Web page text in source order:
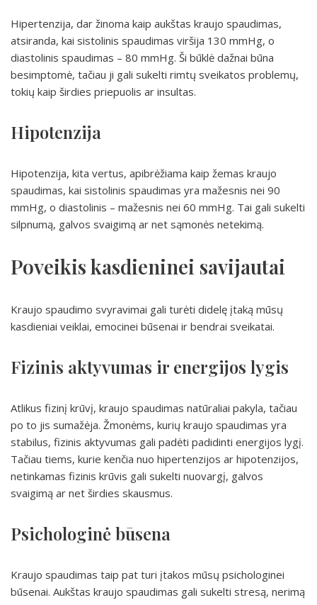
Hipertenzija, dar žinoma kaip aukštas kraujo spaudimas,
atsiranda, kai sistolinis spaudimas viršija 130 mmHg, o
diastolinis spaudimas – 80 mmHg. Ši būklė dažnai būna
besimptomė, tačiau ji gali sukelti rimtų sveikatos problemų,
tokių kaip širdies priepuolis ar insultas.
Hipotenzija
Hipotenzija, kita vertus, apibrėžiama kaip žemas kraujo
spaudimas, kai sistolinis spaudimas yra mažesnis nei 90
mmHg, o diastolinis – mažesnis nei 60 mmHg. Tai gali sukelti
silpnumą, galvos svaigimą ar net sąmonės netekimą.
Poveikis kasdieninei savijautai
Kraujo spaudimo svyravimai gali turėti didelę įtaką mūsų
kasdieniai veiklai, emocinei būsenai ir bendrai sveikatai.
Fizinis aktyvumas ir energijos lygis
Atlikus fizinį krūvį, kraujo spaudimas natūraliai pakyla, tačiau
po to jis sumažėja. Žmonėms, kurių kraujo spaudimas yra
stabilus, fizinis aktyvumas gali padėti padidinti energijos lygį.
Tačiau tiems, kurie kenčia nuo hipertenzijos ar hipotenzijos,
netinkamas fizinis krūvis gali sukelti nuovargį, galvos
svaigimą ar net širdies skausmus.
Psichologinė būsena
Kraujo spaudimas taip pat turi įtakos mūsų psichologinei
būsenai. Aukštas kraujo spaudimas gali sukelti stresą, nerimą